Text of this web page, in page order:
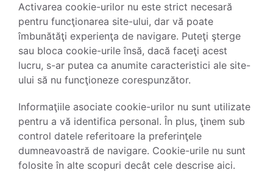
Activarea cookie-urilor nu este strict necesară
pentru funcţionarea site-ului, dar vă poate
îmbunătăţi experienţa de navigare. Puteţi şterge
sau bloca cookie-urile însă, dacă faceţi acest
lucru, s-ar putea ca anumite caracteristici ale site-
ului să nu funcţioneze corespunzător.
Informaţiile asociate cookie-urilor nu sunt utilizate
pentru a vă identifica personal. În plus, ţinem sub
control datele referitoare la preferinţele
dumneavoastră de navigare. Cookie-urile nu sunt
folosite în alte scopuri decât cele descrise aici.